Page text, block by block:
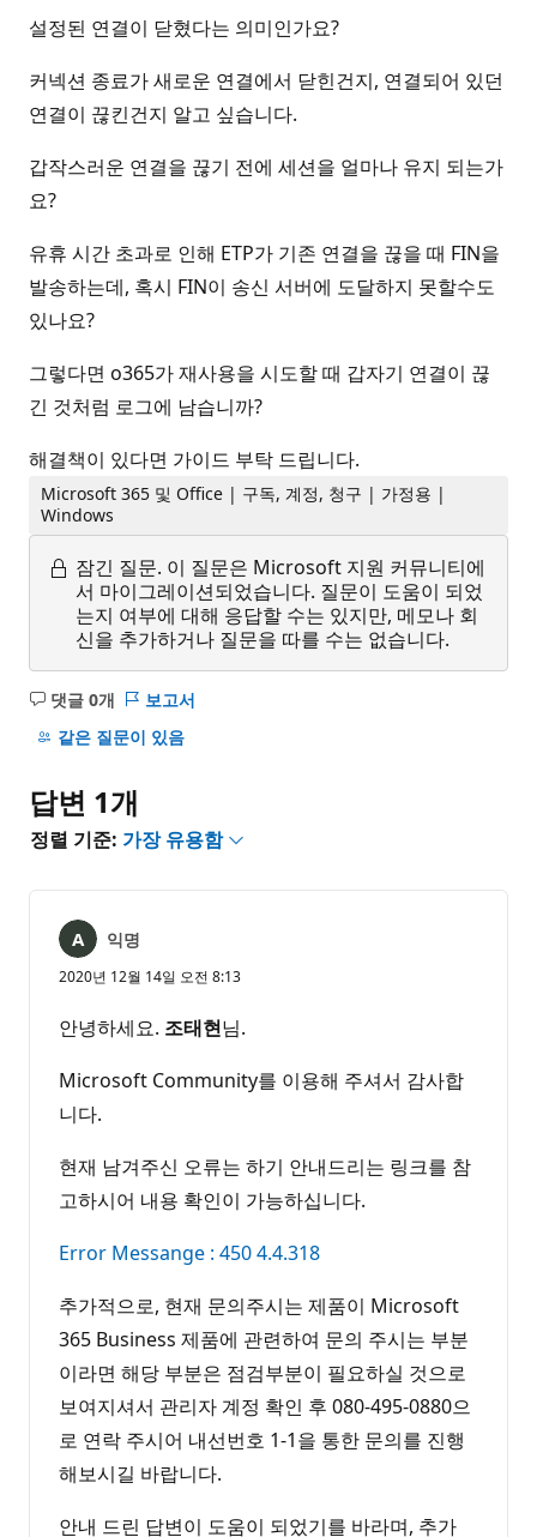
설정된 연결이 닫혔다는 의미인가요?
커넥션 종료가 새로운 연결에서 닫힌건지, 연결되어 있던
연결이 끊킨건지 알고 싶습니다.
갑작스러운 연결을 끊기 전에 세션을 얼마나 유지 되는가
요?
유휴 시간 초과로 인해 ETP가 기존 연결을 끊을 때 FIN을
발송하는데, 혹시 FIN이 송신 서버에 도달하지 못할수도
있나요?
그렇다면 o365가 재사용을 시도할 때 갑자기 연결이 끊
긴 것처럼 로그에 남습니까?
해결책이 있다면 가이드 부탁 드립니다.
Microsoft 365 및 Office | 구독, 계정, 청구 | 가정용 |
Windows
잠긴 질문. 이 질문은 Microsoft 지원 커뮤니티에
서 마이그레이션되었습니다. 질문이 도움이 되었
는지 여부에 대해 응답할 수는 있지만, 메모나 회
신을 추가하거나 질문을 따를 수는 없습니다.
댓글 0개
설
명
음
보고서
같은 질문이 있음
답변 1개
정렬 기준: 가장 유용함
익명
2020년 12월 14일 오전 8:13
안녕하세요. 조태현님.
Microsoft Community를 이용해 주셔서 감사합
니다.
현재 남겨주신 오류는 하기 안내드리는 링크를 참
고하시어 내용 확인이 가능하십니다.
Error Messange : 450 4.4.318
추가적으로, 현재 문의주시는 제품이 Microsoft
365 Business 제품에 관련하여 문의 주시는 부분
이라면 해당 부분은 점검부분이 필요하실 것으로
보여지셔서 관리자 계정 확인 후 080-495-0880으
로 연락 주시어 내선번호 1-1을 통한 문의를 진행
해보시길 바랍니다.
안내 드린 답변이 도움이 되었기를 바라며, 추가